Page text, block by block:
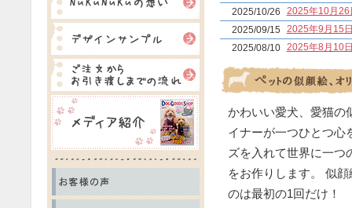
2025/10/26
2025年10月26
2025/09/15
2025年9月15
2025/08/10
2025年8月10
2025/07/20
2025年7月20
2025/05/04 2025年5月4日
2025/02/06
インスタの
2025/02/05
当店のインス
2025/01/12
2025年1月12
2024/09/22
2024年9月22
2024/08/11
2024年8月11
かわいい愛犬、愛猫の
イナーが一つひとつ心
ズを入れて世界に一つ
をお作りします。 似
のは最初の1回だけ！